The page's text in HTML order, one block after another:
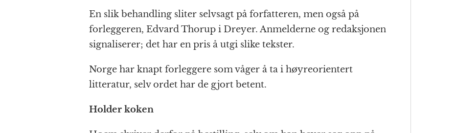
En slik behandling sliter selvsagt på forfatteren, men også på
forleggeren, Edvard Thorup i Dreyer. Anmelderne og redaksjonen
signaliserer; det har en pris å utgi slike tekster.
Norge har knapt forleggere som våger å ta i høyreorientert
litteratur, selv ordet har de gjort betent.
Holder koken